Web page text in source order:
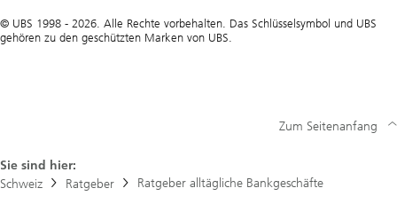
© UBS 1998 - 2026. Alle Rechte vorbehalten. Das Schlüsselsymbol und UBS
gehören zu den geschützten Marken von UBS.
Sie sind hier:
Schweiz
Ratgeber Ratgeber alltägliche Bankgeschäfte
Zum Seitenanfang